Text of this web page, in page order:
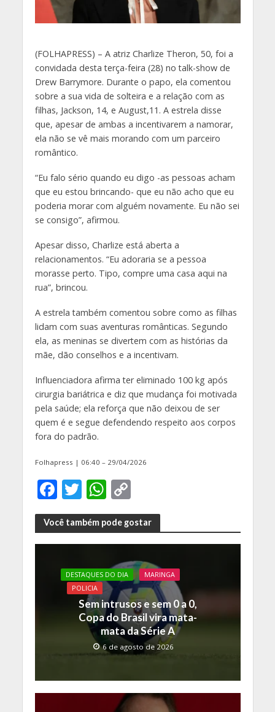
(FOLHAPRESS) – A atriz Charlize Theron, 50, foi a
convidada desta terça-feira (28) no talk-show de
Drew Barrymore. Durante o papo, ela comentou
sobre a sua vida de solteira e a relação com as
filhas, Jackson, 14, e August,11. A estrela disse
que, apesar de ambas a incentivarem a namorar,
ela não se vê mais morando com um parceiro
romântico.
“Eu falo sério quando eu digo -as pessoas acham
que eu estou brincando- que eu não acho que eu
poderia morar com alguém novamente. Eu não sei
se consigo”, afirmou.
Apesar disso, Charlize está aberta a
relacionamentos. “Eu adoraria se a pessoa
morasse perto. Tipo, compre uma casa aqui na
rua”, brincou.
A estrela também comentou sobre como as filhas
lidam com suas aventuras românticas. Segundo
ela, as meninas se divertem com as histórias da
mãe, dão conselhos e a incentivam.
Influenciadora afirma ter eliminado 100 kg após
cirurgia bariátrica e diz que mudança foi motivada
pela saúde; ela reforça que não deixou de ser
quem é e segue defendendo respeito aos corpos
fora do padrão.
Folhapress | 06:40 – 29/04/2026
F
ac
e
b
o
o
T
w
itt
er
W
h
at
s
A
p
p
C
o
p
y
Li
n
k
Você também pode gostar
DESTAQUES DO DIA
MARINGA
POLICIA
Sem intrusos e sem 0 a 0,
Copa do Brasil vira mata-
mata da Série A
6 de agosto de 2026